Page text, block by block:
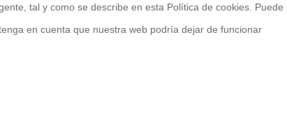
tal y como se describe en esta Política de cookies. Puede
en cuenta que nuestra web podría dejar de funcionar